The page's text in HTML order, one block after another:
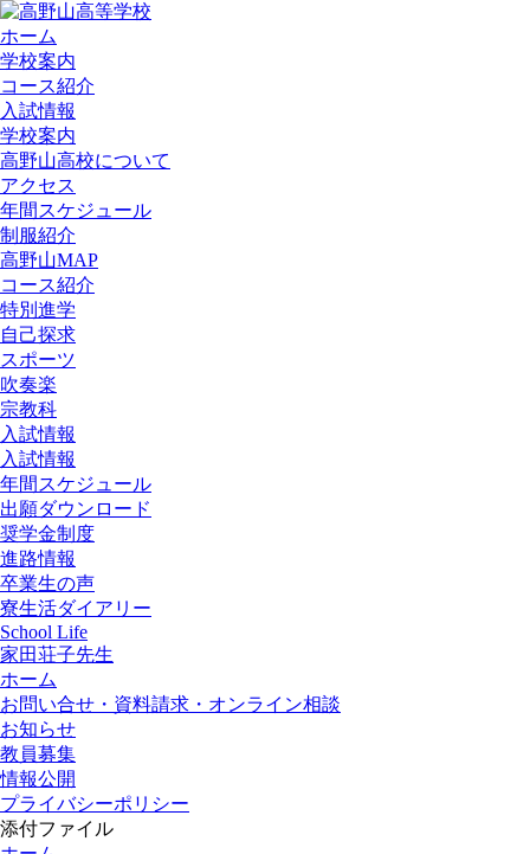
ホーム
学校案内
コース紹介
入試情報
学校案内
高野山高校について
アクセス
年間スケジュール
制服紹介
高野山MAP
コース紹介
特別進学
自己探求
スポーツ
吹奏楽
宗教科
入試情報
入試情報
年間スケジュール
出願ダウンロード
奨学金制度
進路情報
卒業生の声
寮生活ダイアリー
School Life
家田荘子先生
ホーム
お問い合せ・資料請求・オンライン相談
お知らせ
教員募集
情報公開
プライバシーポリシー
添付ファイル